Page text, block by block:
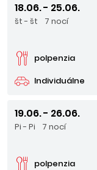
18.06. - 25.06.
št - št 7 nocí
Individuálne
polpenzia
19.06. - 26.06.
Pi - Pi 7 nocí
polpenzia